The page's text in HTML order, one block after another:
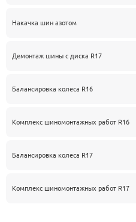
Накачка шин азотом
Демонтаж шины с диска R17
Балансировка колеса R16
Комплекс шиномонтажных работ R16
Балансировка колеса R17
Комплекс шиномонтажных работ R17